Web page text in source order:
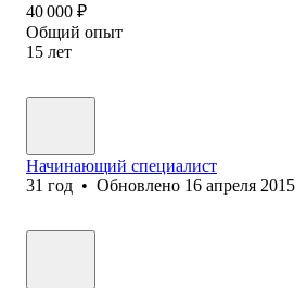
40 000 ₽
Общий опыт
15 лет
Начинающий специалист
31 год • Обновлено 16 апреля 2015